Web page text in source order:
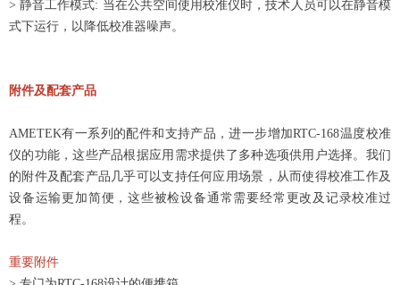
> 静音工作模式: 当在公共空间使用校准仪时，技术人员可以在静音模
式下运行，以降低校准器噪声。
附件及配套产品
AMETEK有一系列的配件和支持产品，进一步增加RTC-168温度校准
仪的功能，这些产品根据应用需求提供了多种选项供用户选择。我们
的附件及配套产品几乎可以支持任何应用场景，从而使得校准工作及
设备运输更加简便，这些被检设备通常需要经常更改及记录校准过
程。
重要附件